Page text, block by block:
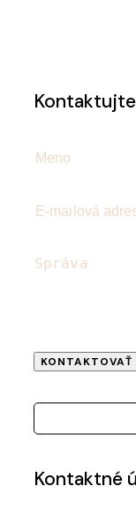
Kontaktné